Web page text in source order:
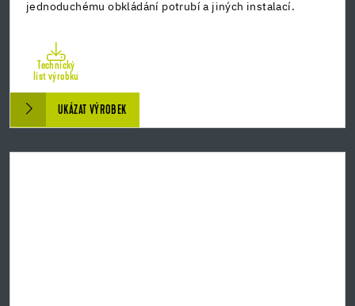
jednoduchému obkládání potrubí a jiných instalací.
Technický
list výrobku
UKÁZAT VÝROBEK